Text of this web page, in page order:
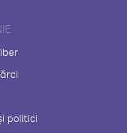
politici